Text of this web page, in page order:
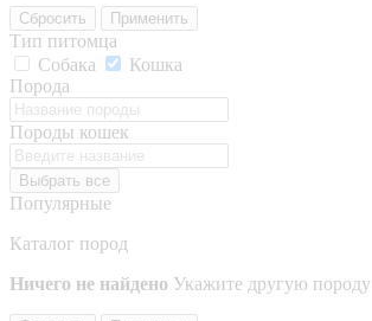
Сбросить Применить
Тип питомца
Собака
Кошка
Порода
Породы кошек
Выбрать все
Популярные
Каталог пород
Ничего не найдено Укажите другую породу